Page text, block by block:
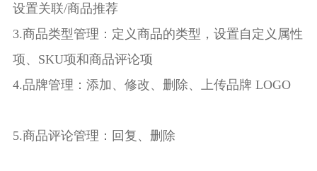
设置关联/商品推荐
3.商品类型管理：定义商品的类型，设置自定义属性
项、SKU项和商品评论项
4.品牌管理：添加、修改、删除、上传品牌 LOGO
5.商品评论管理：回复、删除